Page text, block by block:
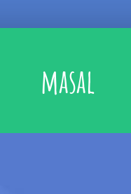
masal